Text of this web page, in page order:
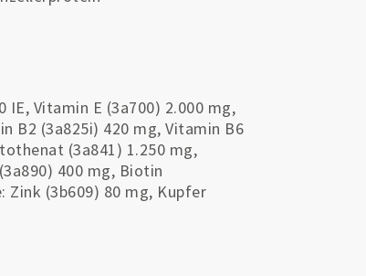
IE, Vitamin E (3a700) 2.000 mg,
B2 (3a825i) 420 mg, Vitamin B6
(3a841) 1.250 mg,
400 mg, Biotin
Zink (3b609) 80 mg, Kupfer